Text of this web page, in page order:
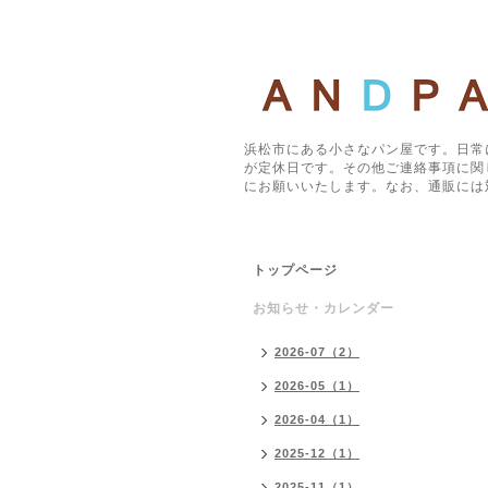
浜松市にある小さなパン屋です。日
が定休日です。その他ご連絡事項に
にお願いいたします。なお、通販に
トップページ
お知らせ・カレンダー
2026-07（2）
2026-05（1）
2026-04（1）
2025-12（1）